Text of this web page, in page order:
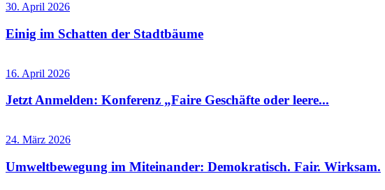
30. April 2026
Einig im Schatten der Stadtbäume
16. April 2026
Jetzt Anmelden: Konferenz „Faire Geschäfte oder leere...
24. März 2026
Umweltbewegung im Miteinander: Demokratisch. Fair. Wirksam.